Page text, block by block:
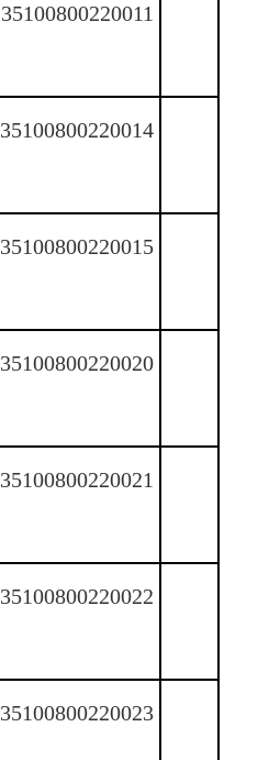
35100800220011
35100800220014
35100800220015
35100800220020
35100800220021
35100800220022
35100800220023